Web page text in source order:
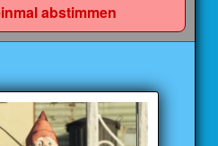
abstimmen